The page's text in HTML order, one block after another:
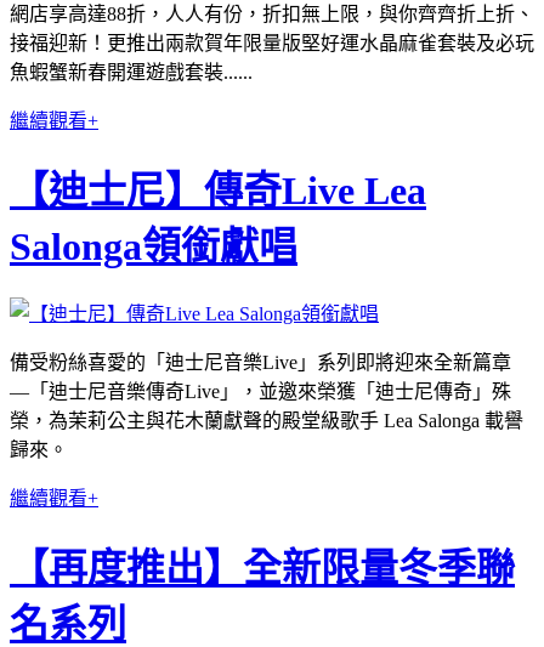
網店享高達88折，人人有份，折扣無上限，與你齊齊折上折、
接福迎新！更推出兩款賀年限量版堅好運水晶麻雀套裝及必玩
魚蝦蟹新春開運遊戲套裝......
繼續觀看+
【迪士尼】傳奇Live Lea
Salonga領銜獻唱
備受粉絲喜愛的「迪士尼音樂Live」系列即將迎來全新篇章
—「迪士尼音樂傳奇Live」，並邀來榮獲「迪士尼傳奇」殊
榮，為茉莉公主與花木蘭獻聲的殿堂級歌手 Lea Salonga 載譽
歸來。
繼續觀看+
【再度推出】全新限量冬季聯
名系列